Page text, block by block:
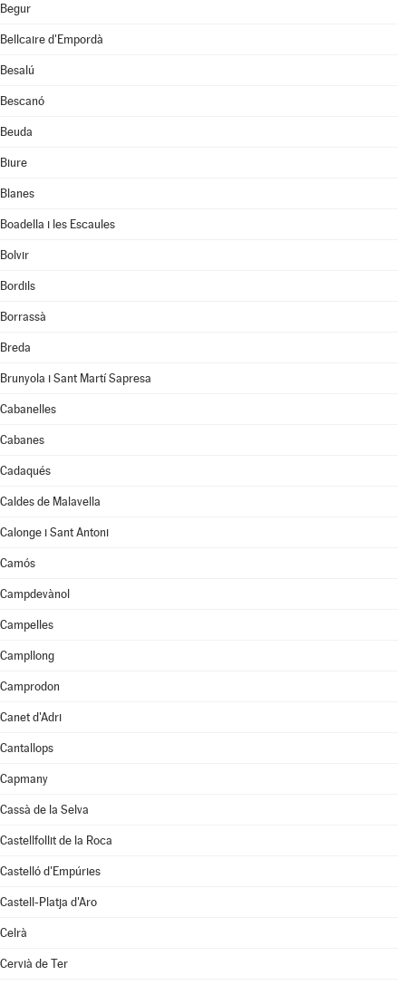
Begur
Bellcaire d'Empordà
Besalú
Bescanó
Beuda
Biure
Blanes
Boadella i les Escaules
Bolvir
Bordils
Borrassà
Breda
Brunyola i Sant Martí Sapresa
Cabanelles
Cabanes
Cadaqués
Caldes de Malavella
Calonge i Sant Antoni
Camós
Campdevànol
Campelles
Campllong
Camprodon
Canet d'Adri
Cantallops
Capmany
Cassà de la Selva
Castellfollit de la Roca
Castelló d'Empúries
Castell-Platja d'Aro
Celrà
Cervià de Ter